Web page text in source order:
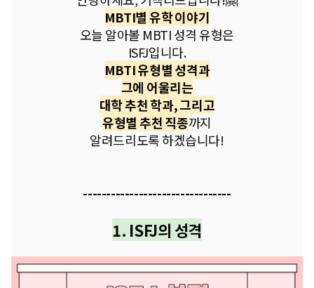
MBTI별 유학 이야기
오늘 알아볼 MBTI 성격 유형은
ISFJ​입니다.
MBTI 유형별 성격과
그에 어울리는
대학 추천 학과, 그리고
유형별 추천 직종까지
알려드리도록 하겠습니다!
--------------------------------
1. ISFJ의 성격